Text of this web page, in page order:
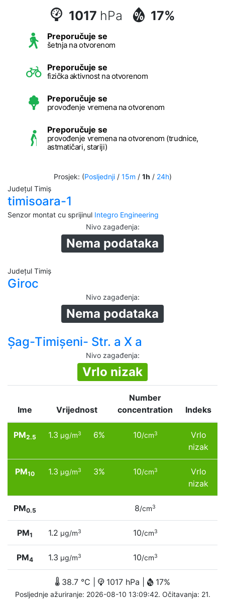
1017 hPa 17%
Preporučuje se
šetnja na otvorenom
Preporučuje se
fizička aktivnost na otvorenom
Preporučuje se
provođenje vremena na otvorenom
Preporučuje se
provođenje vremena na otvorenom (trudnice,
astmatičari, stariji)
Prosjek: (Posljednji/ 15m / 1h / 24h)
Județul Timiș
timisoara-1
Senzor montat cu sprijinul Integro Engineering
Nivo zagađenja:
Nema podataka
Județul Timiș
Giroc
Nivo zagađenja:
Nema podataka
Șag-Timișeni- Str. a X a
Nivo zagađenja:
Vrlo nizak
Ime Vrijednost
Number
concentration
Indeks
PM2.5 1.3 µg/m3 6% 10/cm3
Vrlo
nizak
PM10 1.3 µg/m3 3% 10/cm3
Vrlo
nizak
PM0.5 8/cm3
PM1 1.2 µg/m3 10/cm3
PM4 1.3 µg/m3 10/cm3
38.7 °C | 1017 hPa | 17%
Posljednje ažuriranje: 2026-08-10 13:09:42. Očitavanja: 21.